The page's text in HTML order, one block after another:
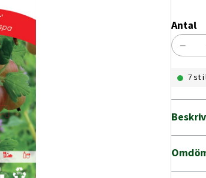
Antal
Krusbär
Captivator
−
7 st